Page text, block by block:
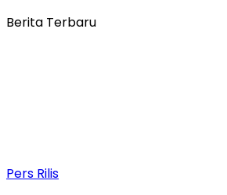
Berita Terbaru
Pers Rilis